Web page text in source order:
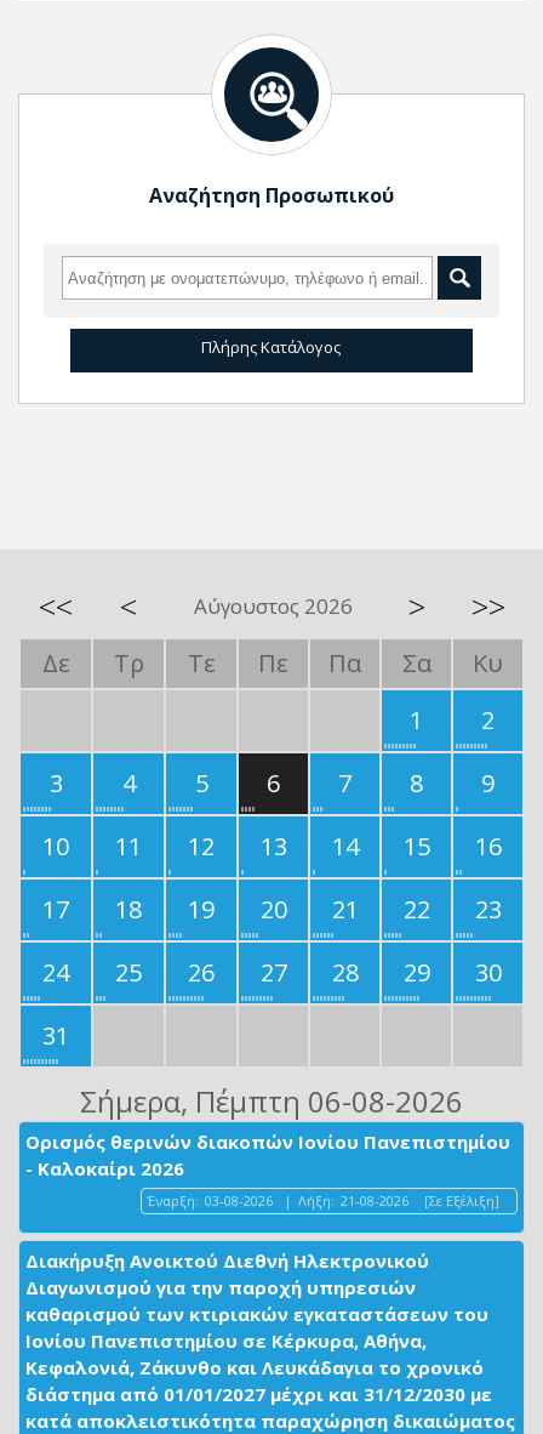
Αναζήτηση Προσωπικού
Πλήρης Κατάλογος
<< < Αύγουστος 2026 > >>
Δε Τρ Τε Πε Πα Σα
Κυ
1
2
3
4 5 6 7 8
9
10
11 12 13 14 15
16
17
18 19 20 21 22
23
24
25 26 27 28 29
30
31
Σήμερα, Πέμπτη 06-08-2026
Ορισμός θερινών διακοπών Ιονίου Πανεπιστημίου
- Καλοκαίρι 2026
Έναρξη: 03-08-2026 | Λήξη: 21-08-2026 [Σε Εξέλιξη]
Διακήρυξη Ανοικτού Διεθνή Ηλεκτρονικού
Διαγωνισμού για την παροχή υπηρεσιών
καθαρισμού των κτιριακών εγκαταστάσεων του
Ιονίου Πανεπιστημίου σε Κέρκυρα, Αθήνα,
Κεφαλονιά, Ζάκυνθο και Λευκάδαγια το χρονικό
διάστημα από 01/01/2027 μέχρι και 31/12/2030 με
κατά αποκλειστικότητα παραχώρηση δικαιώματος